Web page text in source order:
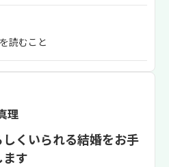
読むこと
理
しくいられる結婚をお手
す